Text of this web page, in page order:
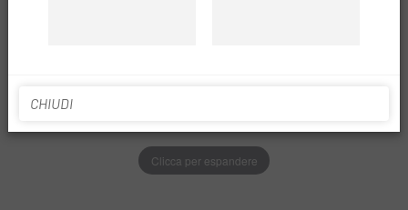
Clicca per espandere
CHIUDI